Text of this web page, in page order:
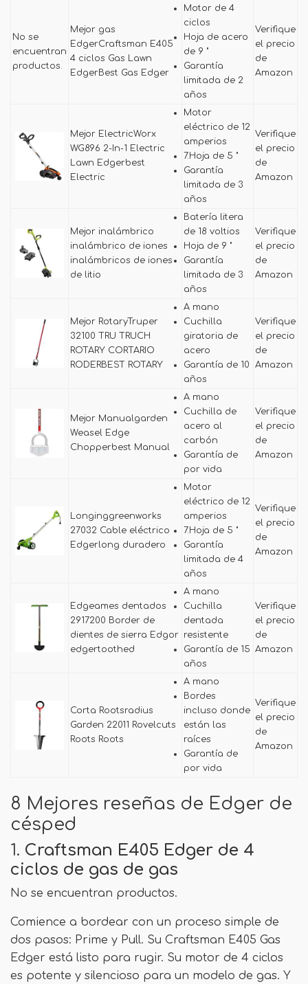
No se
encuentran
productos.
Mejor gas
EdgerCraftsman E405
4 ciclos Gas Lawn
EdgerBest Gas Edger
Motor de 4
ciclos
Hoja de acero
de 9 "
Garantía
limitada de 2
años
Verifique
el precio
de
Amazon
Mejor ElectricWorx
WG896 2-In-1 Electric
Lawn Edgerbest
Electric
Motor
eléctrico de 12
amperios
7.Hoja de 5 "
Garantía
limitada de 3
años
Verifique
el precio
de
Amazon
Mejor inalámbrico
inalámbrico de iones
inalámbricos de iones
de litio
Batería litera
de 18 voltios
Hoja de 9 "
Garantía
limitada de 3
años
Verifique
el precio
de
Amazon
Mejor RotaryTruper
32100 TRU TRUCH
ROTARY CORTARIO
RODERBEST ROTARY
A mano
Cuchilla
giratoria de
acero
Garantía de 10
años
Verifique
el precio
de
Amazon
Mejor Manualgarden
Weasel Edge
Chopperbest Manual
A mano
Cuchilla de
acero al
carbón
Garantía de
por vida
Verifique
el precio
de
Amazon
Longinggreenworks
27032 Cable eléctrico
Edgerlong duradero
Motor
eléctrico de 12
amperios
7.Hoja de 5 "
Garantía
limitada de 4
años
Verifique
el precio
de
Amazon
Edgeames dentados
2917200 Border de
dientes de sierra Edgor
edgertoothed
A mano
Cuchilla
dentada
resistente
Garantía de 15
años
Verifique
el precio
de
Amazon
Corta Rootsradius
Garden 22011 Rovelcuts
Roots Roots
A mano
Bordes
incluso donde
están las
raíces
Garantía de
por vida
Verifique
el precio
de
Amazon
8 Mejores reseñas de Edger de
césped
1. Craftsman E405 Edger de 4
ciclos de gas de gas
No se encuentran productos.
Comience a bordear con un proceso simple de
dos pasos: Prime y Pull. Su Craftsman E405 Gas
Edger está listo para rugir. Su motor de 4 ciclos
es potente y silencioso para un modelo de gas. Y